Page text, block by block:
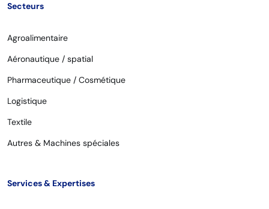
Secteurs
Agroalimentaire
Aéronautique / spatial
Pharmaceutique / Cosmétique
Logistique
Textile
Autres & Machines spéciales
Services & Expertises